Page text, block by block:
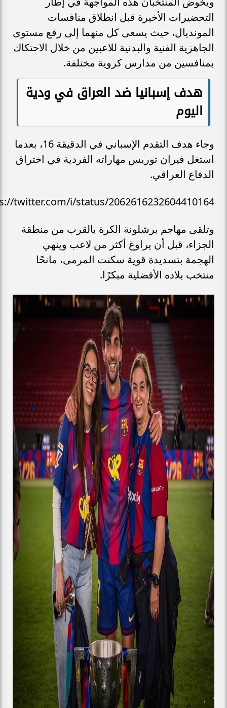
التحضيرات الأخيرة قبل انطلاق منافسات
المونديال، حيث يسعى كل منهما إلى رفع مستوى
الجاهزية الفنية والبدنية للاعبين من خلال الاحتكاك
بمنافسين من مدارس كروية مختلفة.
هدف إسبانيا ضد العراق في ودية
اليوم
وجاء هدف التقدم الإسباني في الدقيقة 16، بعدما
استغل فيران توريس مهاراته الفردية في اختراق
الدفاع العراقي.
twitter.com/i/status/2062616232604410164
وتلقى مهاجم برشلونة الكرة بالقرب من منطقة
الجزاء، قبل أن يراوغ أكثر من لاعب وينهي
الهجمة بتسديدة قوية سكنت المرمى، مانحًا
منتخب بلاده الأفضلية مبكرًا.